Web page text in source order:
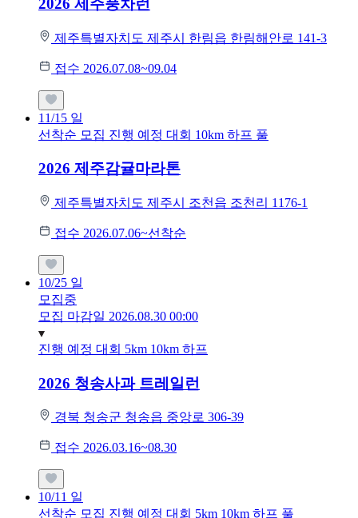
2026 제주풍차런
제주특별자치도 제주시 한림읍 한림해안로 141-3
접수 2026.07.08~09.04
11/15 일
선착순 모집 진행 예정 대회 10km 하프 풀
2026 제주감귤마라톤
제주특별자치도 제주시 조천읍 조천리 1176-1
접수 2026.07.06~선착순
10/25 일
모집중
모집 마감일 2026.08.30 00:00
진행 예정 대회 5km 10km 하프
2026 청송사과 트레일런
경북 청송군 청송읍 중앙로 306-39
접수 2026.03.16~08.30
10/11 일
선착순 모집 진행 예정 대회 5km 10km 하프 풀